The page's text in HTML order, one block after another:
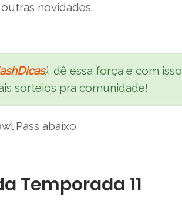
novidades.
), dê essa força e com isso
sorteios pra comunidade!
Pass abaixo.
Temporada 11